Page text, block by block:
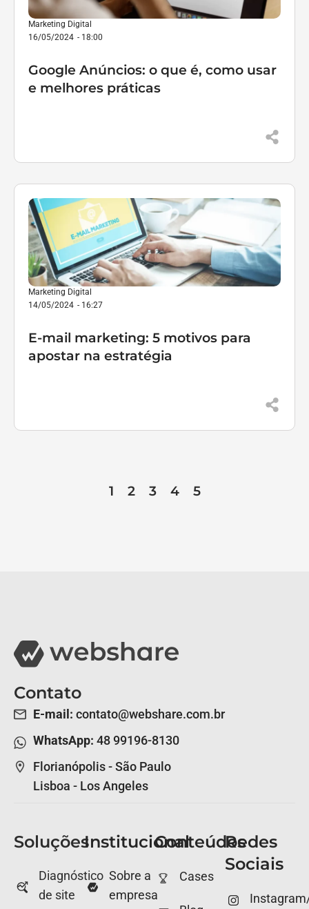
Marketing Digital
16/05/2024 - 18:00
Google Anúncios: o que é, como usar
e melhores práticas
Marketing Digital
14/05/2024 - 16:27
E-mail marketing: 5 motivos para
apostar na estratégia
1 2 3 4 5
Contato
E-mail: contato@webshare.com.br
WhatsApp: 48 99196-8130
Florianópolis - São Paulo
Lisboa - Los Angeles
Soluções
Diagnóstico
de site
Institucional
Sobre a
empresa
Conteúdos
Cases
Redes
Sociais